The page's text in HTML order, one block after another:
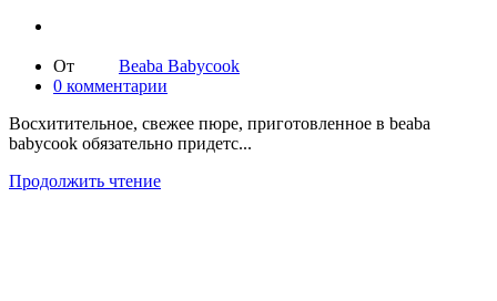
От
Beaba Babycook
0 комментарии
Восхитительное, свежее пюре, приготовленное в beaba
babycook обязательно придетс...
Продолжить чтение